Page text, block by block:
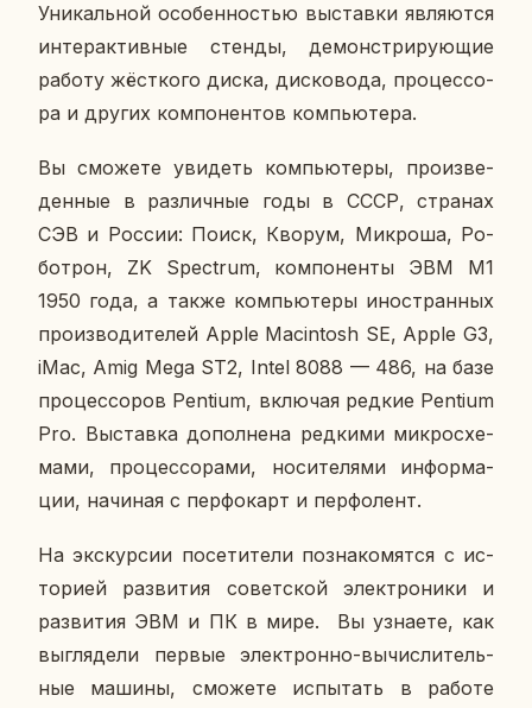
Уни­каль­ной осо­бен­но­стью вы­став­ки яв­ля­ют­ся
ин­тер­ак­тив­ные стенды, де­мон­стри­ру­ю­щие
работу жёст­ко­го диска, дис­ко­во­да, про­цес­со­
ра и других ком­по­нен­тов ком­пью­те­ра.
Вы смо­же­те уви­деть ком­пью­те­ры, про­из­ве­
ден­ные в раз­лич­ные годы в СССР, стра­нах
СЭВ и России: Поиск, Кворум, Мик­ро­ша, Ро­
бо­трон, ZK Spectrum, ком­по­нен­ты ЭВМ М1
1950 года, а также ком­пью­те­ры ино­стран­ных
про­из­во­ди­те­лей Apple Macintosh SE, Apple G3,
iMac, Amig Mega ST2, Intel 8088 — 486, на базе
про­цес­со­ров Pentium, вклю­чая редкие Pentium
Pro. Вы­став­ка до­пол­не­на ред­ки­ми мик­ро­схе­
ма­ми, про­цес­со­ра­ми, но­си­те­ля­ми ин­фор­ма­
ции, на­чи­ная с пер­фо­карт и пер­фо­лент.
На экс­кур­сии по­се­ти­те­ли по­зна­ко­мят­ся с ис­
то­ри­ей раз­ви­тия со­вет­ской элек­тро­ни­ки и
раз­ви­тия ЭВМ и ПК в мире. Вы узна­е­те, как
вы­гля­де­ли первые элек­трон­но-вы­чис­ли­тель­
ные машины, смо­же­те ис­пы­тать в работе